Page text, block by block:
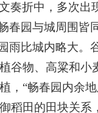
奏折中，多次
春园与城周围
雨比城内略大
谷物、高粱和
，“畅春园内余
稻田的田块关